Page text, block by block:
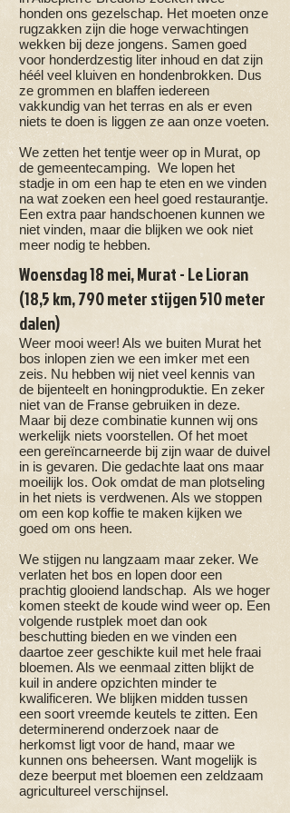
honden ons gezelschap. Het moeten onze
rugzakken zijn die hoge verwachtingen
wekken bij deze jongens. Samen goed
voor honderdzestig liter inhoud en dat zijn
héél veel kluiven en hondenbrokken. Dus
ze grommen en blaffen iedereen
vakkundig van het terras en als er even
niets te doen is liggen ze aan onze voeten.
We zetten het tentje weer op in Murat, op
de gemeentecamping. We lopen het
stadje in om een hap te eten en we vinden
na wat zoeken een heel goed restaurantje.
Een extra paar handschoenen kunnen we
niet vinden, maar die blijken we ook niet
meer nodig te hebben.
Woensdag 18 mei, Murat - Le Lioran
(18,5 km, 790 meter stijgen 510 meter
dalen)
Weer mooi weer! Als we buiten Murat het
bos inlopen zien we een imker met een
zeis. Nu hebben wij niet veel kennis van
de bijenteelt en honingproduktie. En zeker
niet van de Franse gebruiken in deze.
Maar bij deze combinatie kunnen wij ons
werkelijk niets voorstellen. Of het moet
een gereïncarneerde bij zijn waar de duivel
in is gevaren. Die gedachte laat ons maar
moeilijk los. Ook omdat de man plotseling
in het niets is verdwenen. Als we stoppen
om een kop koffie te maken kijken we
goed om ons heen.
We stijgen nu langzaam maar zeker. We
verlaten het bos en lopen door een
prachtig glooiend landschap. Als we hoger
komen steekt de koude wind weer op. Een
volgende rustplek moet dan ook
beschutting bieden en we vinden een
daartoe zeer geschikte kuil met hele fraai
bloemen. Als we eenmaal zitten blijkt de
kuil in andere opzichten minder te
kwalificeren. We blijken midden tussen
een soort vreemde keutels te zitten. Een
determinerend onderzoek naar de
herkomst ligt voor de hand, maar we
kunnen ons beheersen. Want mogelijk is
deze beerput met bloemen een zeldzaam
agricultureel verschijnsel.